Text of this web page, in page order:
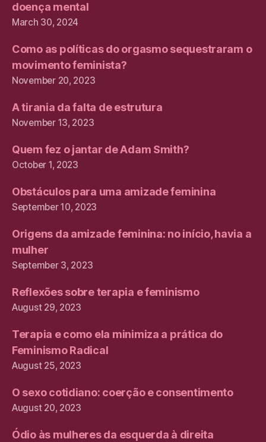
doença mental
March 30, 2024
Como as políticas do orgasmo sequestraram o
movimento feminista?
November 20, 2023
A tirania da falta de estrutura
November 13, 2023
Quem fez o jantar de Adam Smith?
October 1, 2023
Obstáculos para uma amizade feminina
September 10, 2023
Origens da amizade feminina: no início, havia a
mulher
September 3, 2023
Reflexões sobre terapia e feminismo
August 29, 2023
Terapia e como ela minimiza a prática do
Feminismo Radical
August 25, 2023
O sexo cotidiano: coerção e consentimento
August 20, 2023
Ódio às mulheres da esquerda à direita